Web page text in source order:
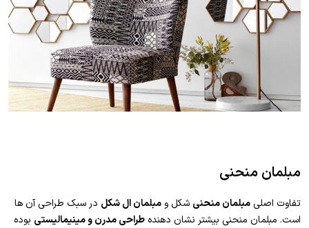
مبلمان منحنی
تفاوت اصلی مبلمان منحنی شکل و مبلمان ال شکل در سبک طراحی آن ها
است. مبلمان منحنی بیشتر نشان دهنده طراحی مدرن و مینیمالیستی بوده